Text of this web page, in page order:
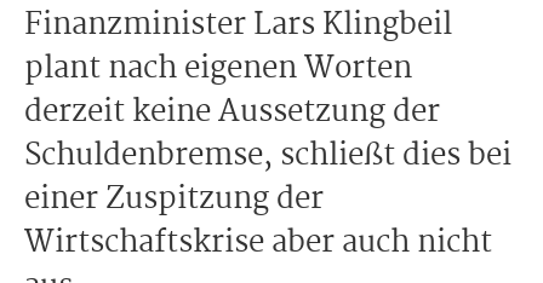
Finanzminister Lars Klingbeil
plant nach eigenen Worten
derzeit keine Aussetzung der
Schuldenbremse, schließt dies bei
einer Zuspitzung der
Wirtschaftskrise aber auch nicht